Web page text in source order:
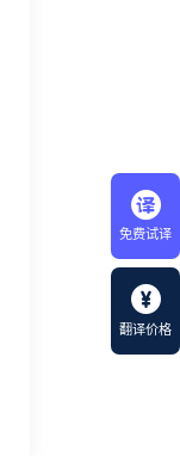
免费试译
翻译价格